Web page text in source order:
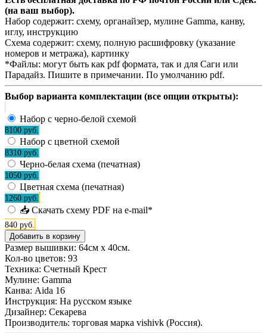
(на ваш выбор).
Набор содержит: схему, органайзер, мулине Gamma, канву,
иглу, инструкцию
Схема содержит: схему, полную расшифровку (указание
номеров и метража), картинку
*Файлы: могут быть как pdf формата, так и для Саги или
Парадайз. Пишите в примечании. По умолчанию pdf.
Выбор варианта комплектации (все опции открыты):
Набор с черно-белой схемой
8100 руб.
Набор с цветной схемой
8310 руб.
Черно-белая схема (печатная)
1050 руб.
Цветная схема (печатная)
1260 руб.
📥 Скачать схему PDF на e-mail*
840 руб.
Размер вышивки: 64см х 40см.
Кол-во цветов: 93
Техника: Счетный Крест
Мулине: Gamma
Канва: Aida 16
Инструкция: На русском языке
Дизайнер: Секарева
Производитель: торговая марка vishivk (Россия).